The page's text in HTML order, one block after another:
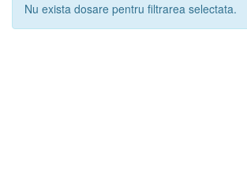
Nu exista dosare pentru filtrarea selectata.